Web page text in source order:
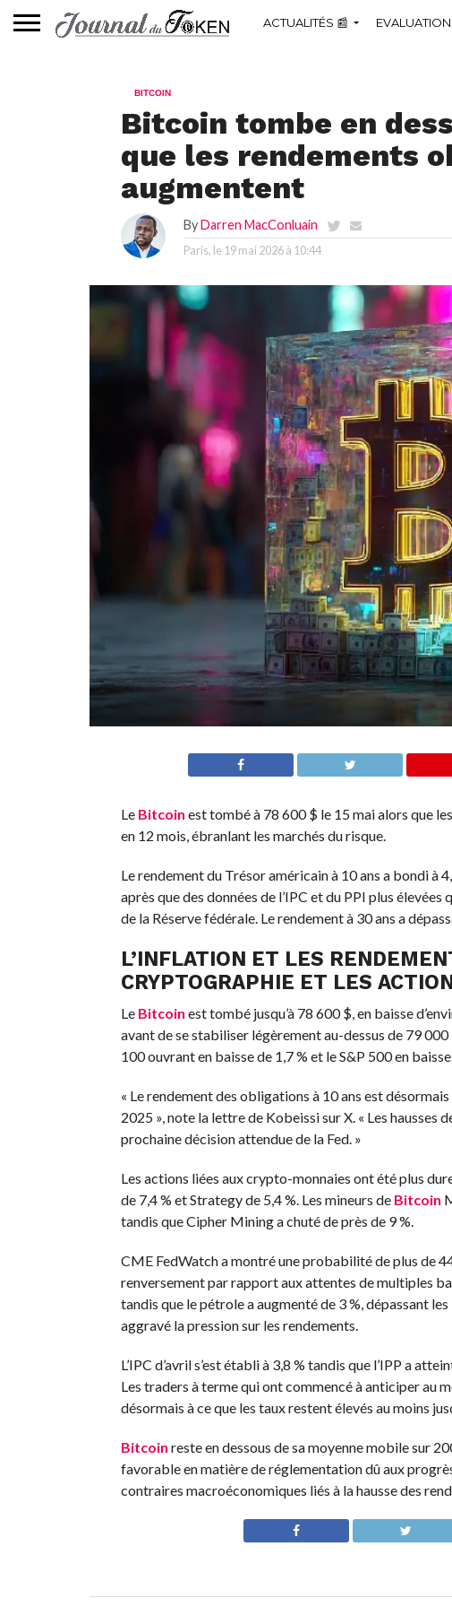
ACTUALITÉS 📰 EVALUATION
BITCOIN
Bitcoin tombe en
que les rendements
augmentent
ByDarren MacConluain
Paris, le 19 mai 2026 à 10:44
Le Bitcoin est tombé à 78 600 $ le 15 mai alors que
en 12 mois, ébranlant les marchés du risque.
Le rendement du Trésor américain à 10 ans a bondi à
après que des données de l’IPC et du PPI plus
de la Réserve fédérale. Le rendement à 30 ans a
L’INFLATION ET LES
CRYPTOGRAPHIE ET LES
Le Bitcoin est tombé jusqu’à 78 600 $, en baisse
avant de se stabiliser légèrement au-dessus de 79
100 ouvrant en baisse de 1,7 % et le S&P 500 en
« Le rendement des obligations à 10 ans est
2025 », note la lettre de Kobeissi sur X. « Les
prochaine décision attendue de la Fed. »
Les actions liées aux crypto-monnaies ont été plus
de 7,4 % et Strategy de 5,4 %. Les mineurs de Bitcoin
tandis que Cipher Mining a chuté de près de 9 %.
CME FedWatch a montré une probabilité de plus de
renversement par rapport aux attentes de multiples
tandis que le pétrole a augmenté de 3 %, dépassant
aggravé la pression sur les rendements.
L’IPC d’avril s’est établi à 3,8 % tandis que l’IPP a
Les traders à terme qui ont commencé à anticiper au
désormais à ce que les taux restent élevés au moins
Bitcoin reste en dessous de sa moyenne mobile sur
favorable en matière de réglementation dû aux
contraires macroéconomiques liés à la hausse des